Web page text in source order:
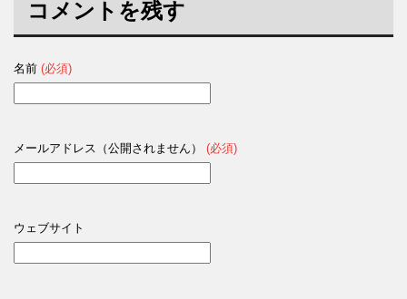
コメントを残す
名前 (必須)
メールアドレス（公開されません） (必須)
ウェブサイト